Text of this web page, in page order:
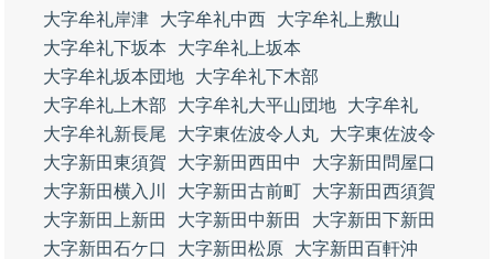
大字牟礼岸津
大字牟礼中西
大字牟礼上敷山
大字牟礼下坂本
大字牟礼上坂本
大字牟礼坂本団地
大字牟礼下木部
大字牟礼上木部
大字牟礼大平山団地
大字牟礼
大字牟礼新長尾
大字東佐波令人丸
大字東佐波令
大字新田東須賀
大字新田西田中
大字新田問屋口
大字新田横入川
大字新田古前町
大字新田西須賀
大字新田上新田
大字新田中新田
大字新田下新田
大字新田石ケ口
大字新田松原
大字新田百軒沖